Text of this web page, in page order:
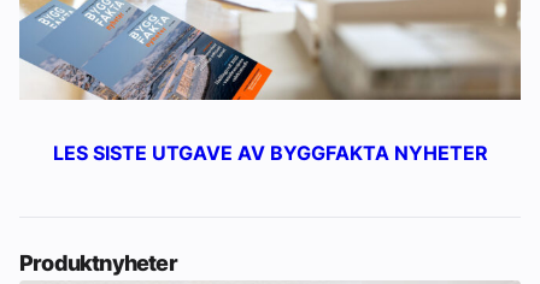
LES SISTE UTGAVE AV BYGGFAKTA NYHETER
Produktnyheter